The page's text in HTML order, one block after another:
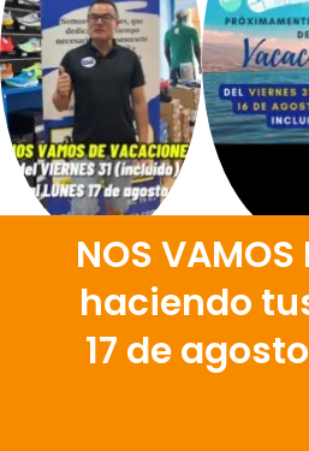
NOS VAMOS
haciendo
17 de